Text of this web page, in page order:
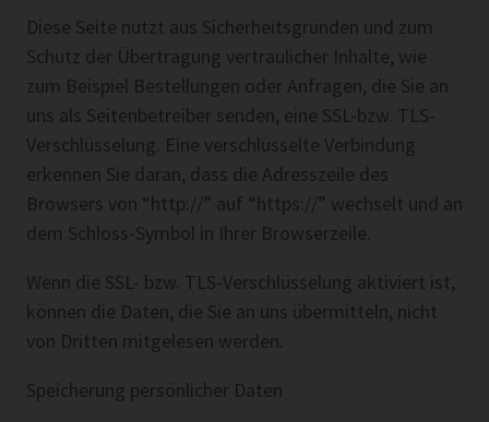
Diese Seite nutzt aus Sicherheitsgründen und zum
Schutz der Übertragung vertraulicher Inhalte, wie
zum Beispiel Bestellungen oder Anfragen, die Sie an
uns als Seitenbetreiber senden, eine SSL-bzw. TLS-
Verschlüsselung. Eine verschlüsselte Verbindung
erkennen Sie daran, dass die Adresszeile des
Browsers von “http://” auf “https://” wechselt und an
dem Schloss-Symbol in Ihrer Browserzeile.
Wenn die SSL- bzw. TLS-Verschlüsselung aktiviert ist,
können die Daten, die Sie an uns übermitteln, nicht
von Dritten mitgelesen werden.
Speicherung persönlicher Daten